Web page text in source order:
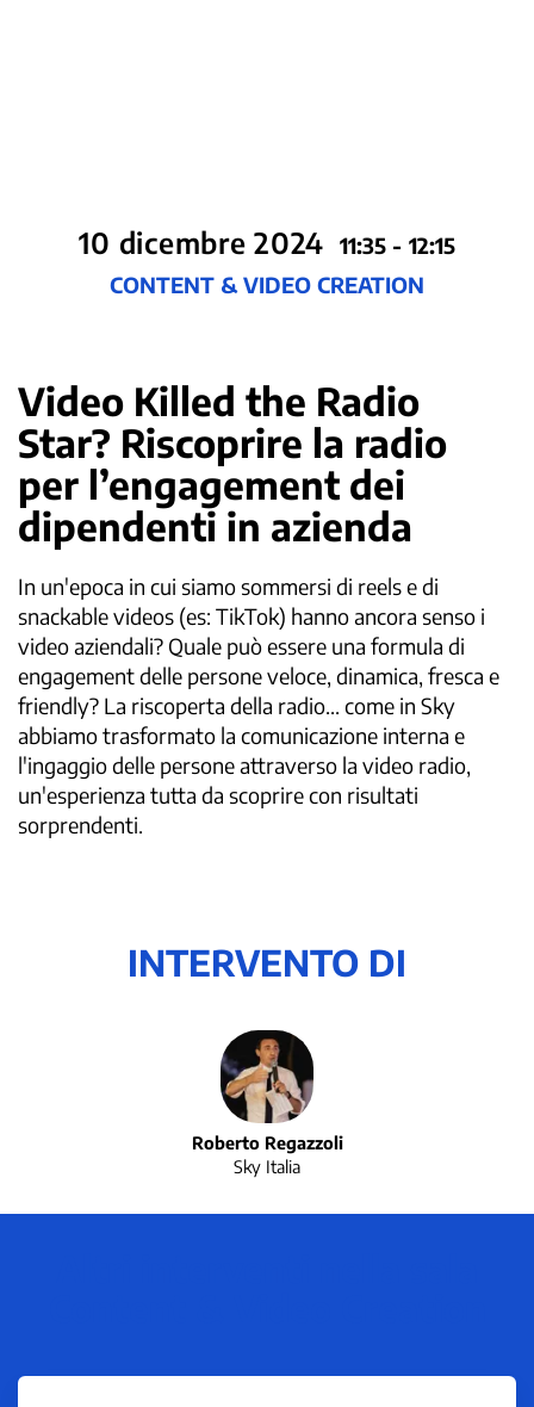
10 dicembre 2024
11:35 - 12:15
CONTENT & VIDEO CREATION
Video Killed the Radio
Star? Riscoprire la radio
per l’engagement dei
dipendenti in azienda
In un'epoca in cui siamo sommersi di reels e di
snackable videos (es: TikTok) hanno ancora senso i
video aziendali? Quale può essere una formula di
engagement delle persone veloce, dinamica, fresca e
friendly? La riscoperta della radio... come in Sky
abbiamo trasformato la comunicazione interna e
l'ingaggio delle persone attraverso la video radio,
un'esperienza tutta da scoprire con risultati
sorprendenti.
INTERVENTO DI
Roberto Regazzoli
Sky Italia